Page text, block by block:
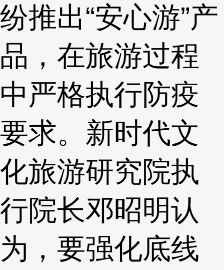
纷推出“安心游”产
品，在旅游过程
中严格执行防疫
要求。新时代文
化旅游研究院执
行院长邓昭明认
为，要强化底线